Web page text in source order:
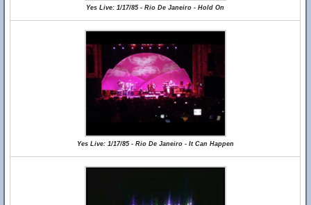
Yes Live: 1/17/85 - Rio De Janeiro - Hold On
Yes Live: 1/17/85 - Rio De Janeiro - It Can Happen